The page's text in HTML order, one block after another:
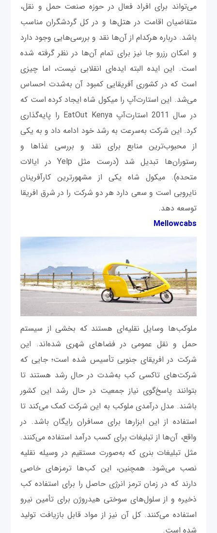
می‌تواند برای افراد فعال در حوزه صنعت حمل ‌و نقل،
متقاضیان اقامت در هتل‌ها و در کل گردشگران مناسب
باشد. درباره هرکدام از آن‌ها نقد و بررسی‌هایی وجود دارد
و امکان رزرو جا نیز برای تمام آن‌ها در نظر گرفته ‌شده
است. این ایده البته ایده‌ای انقلابی نیست، اما چیزی
است که در کشوری آفریقایی کمبود آن به‌شدت احساس
می‌شد. این استارت‌آپ را میکول شاه ایجاد کرده است که
در سال 2011 استارت‌آپ EatOut Kenya را پایه‌گذاری
کرد. این شرکت به‌سرعت به رشد خود ادامه داد و به یکی
از محبوب‌ترین منابع برای نقد و بررسی غذاها و
رستوران‌ها تبدیل شد (درست مثل Yelp در ایالات
متحده). میکول شاه یکی از مشهورترین کارآفرینان
نایروبی است و سعی دارد هر دو شرکت را در شرق افریقا
توسعه دهد.
Mellowcabs
ملوکب‌ها وسایل نقلیه‌ای هستند که بخشی از سیستم
حمل و نقل عمومی در فضاهای شهری شده‌اند. این
شرکت در افریقای جنوبی تأسیس شده است؛ جایی که
شرکت‌های تاکسی کب به‌شدت در حال رشد هستند تا
بتوانند پاسخ‌گوی نیاز جمعیت در حال رشد این کشور
باشند. مدل درآمدی ملوکب به این شرکت کمک می‌کند تا
استفاده از این ابزارها برای مسافران رایگان باشد. در
واقع، آن‌ها از تبلیغات برای کسب درآمد استفاده می‌کنند.
مثل تبلیغات بنری که به‌صورت مستقیم در وسیله نقلیه
نصب می‌شود. همچنین، این کب‌ها ترمزهای خاصی
دارند که در زمان ترمز انرژی حاصل را برای استفاده کب
ذخیره و از سلول‌های سوختی هیدروژن برای تأمین نیرو
استفاده می‌کنند. کل آن نیز از مواد قابل بازیافت تولید
شده است.